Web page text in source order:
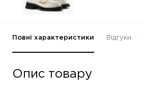
Повні характеристики Відгуки
Опис товару